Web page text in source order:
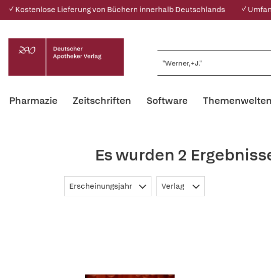
✓ Kostenlose Lieferung von Büchern innerhalb Deutschlands ✓
Pharmazie Zeitschriften Software Themenwelten
Es wurden 2
Erscheinungsjahr Verlag